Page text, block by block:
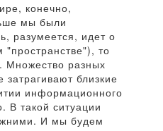
конечно,
мы были
разумеется, идет о
"пространстве"), то
Множество разных
затрагивают близкие
информационного
В такой ситуации
И мы будем